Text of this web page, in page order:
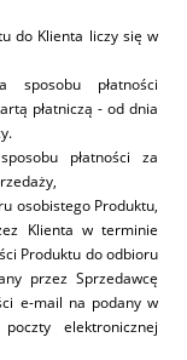
do Klienta liczy się w
płatności
płatniczą - od dnia
płatności za
osobistego Produktu,
Klienta w terminie
Produktu do odbioru
przez Sprzedawcę
e-mail na podany w
elektronicznej